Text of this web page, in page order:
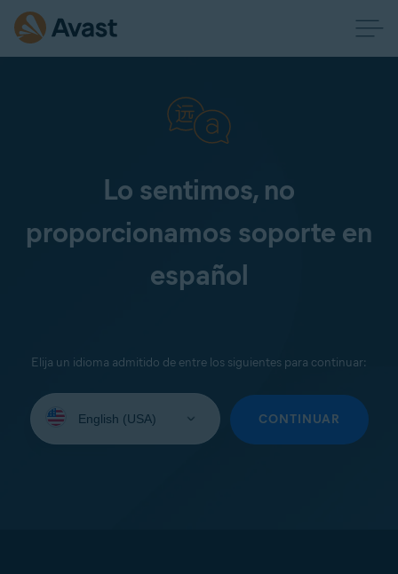
Lo sentimos, no
proporcionamos soporte en
español
Elija un idioma admitido de entre los siguientes para continuar:
su
CONTINUAR